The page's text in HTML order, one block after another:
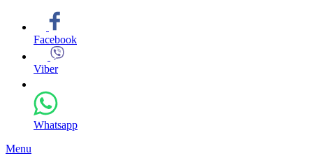
Facebook
Viber
Whatsapp
Menu